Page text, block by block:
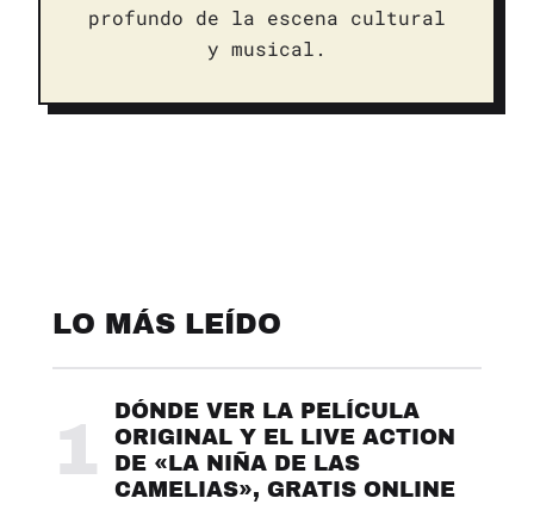
profundo de la escena cultural
y musical.
LO MÁS LEÍDO
1
DÓNDE VER LA PELÍCULA
ORIGINAL Y EL LIVE ACTION
DE «LA NIÑA DE LAS
CAMELIAS», GRATIS ONLINE